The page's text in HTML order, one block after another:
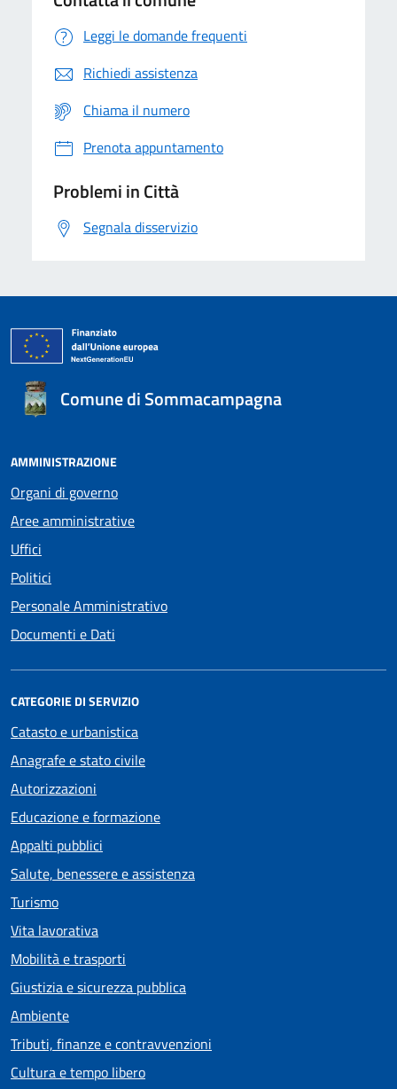
Leggi le domande frequenti
Richiedi assistenza
Chiama il numero
Prenota appuntamento
Problemi in Città
Segnala disservizio
Comune di Sommacampagna
AMMINISTRAZIONE
Organi di governo
Aree amministrative
Uffici
Politici
Personale Amministrativo
Documenti e Dati
CATEGORIE DI SERVIZIO
Catasto e urbanistica
Anagrafe e stato civile
Autorizzazioni
Educazione e formazione
Appalti pubblici
Salute, benessere e assistenza
Turismo
Vita lavorativa
Mobilità e trasporti
Giustizia e sicurezza pubblica
Ambiente
Tributi, finanze e contravvenzioni
Cultura e tempo libero